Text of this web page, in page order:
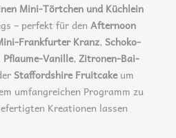
Mini-Tört­chen und Küch­lein
– per­fekt für den After­noon
Frank­fur­ter Kranz, Scho­ko­
Pflau­me-Vanil­le, Zitro­nen-Bai­
Staf­ford­shire Fruit­ca­keum
umfang­rei­chen Pro­gramm zu
Krea­tio­nen las­sen